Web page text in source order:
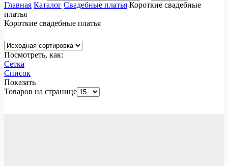
Главная Каталог Свадебные платья Короткие свадебные
платья
Короткие свадебные платья
Посмотреть, как:
Сетка
Список
Показать
Товаров на странице